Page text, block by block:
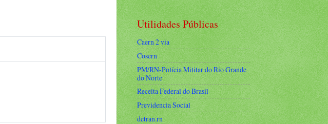
Utilidades Públicas
Caern 2 via
Cosern
PM/RN-Polícia Militar do Rio Grande
do Norte
Receita Federal do Brasíl
Previdencia Social
detran.rn